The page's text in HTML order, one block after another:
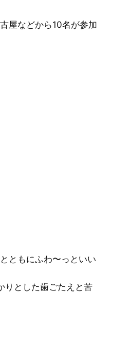
屋などから10名が参加
ともにふわ〜っといい
りとした歯ごたえと苦